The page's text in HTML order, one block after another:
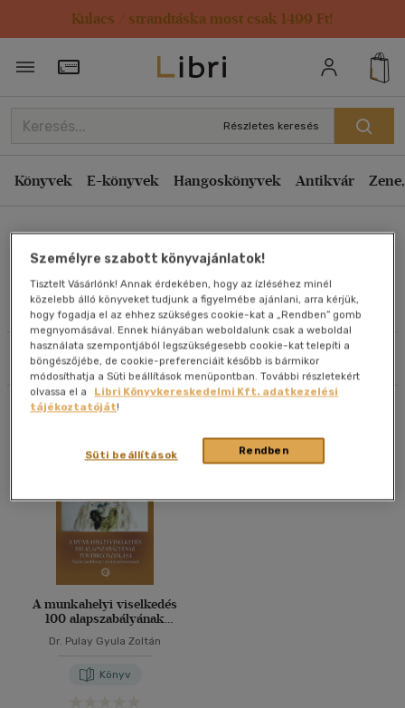
Kulacs / strandtáska most csak 1499 Ft!
Törzsvásárlói Kártya adatai
Részletes keresés
Könyvek E-könyvek Hangoskönyvek Antikvár
Dr. Pulay Gyula Zoltán
Művei
Szűrés Rendezés
Rendezés
Kiadás éve szerint csökkenő
Ár szerint csökkenő
Eladott darabszám szerint csökkenő
Eladott darabszám szerint növekvő
Cím szerint A-Z
Szerző szerint A-Z
Megjelenítés
20 db / oldal
Alkalmaz
A munkahelyi viselkedés
100 alapszabályának
Dr. Pulay Gyula Zoltán
Könyv
Személyre szabott könyvajánlatok!
Tisztelt Vásárlónk! Annak érdekében, hogy az ízléséhez minél
közelebb álló könyveket tudjunk a figyelmébe ajánlani, arra kérjük,
hogy fogadja el az ehhez szükséges cookie-kat a „Rendben” gomb
megnyomásával. Ennek hiányában weboldalunk csak a weboldal
használata szempontjából legszükségesebb cookie-kat telepíti a
böngészőjébe, de cookie-preferenciáit később is bármikor
módosíthatja a Süti beállítások menüpontban. További részletekért
olvassa el a
Libri Könyvkereskedelmi Kft. adatkezelési
tájékoztatóját!
Rendben
Süti beállítások